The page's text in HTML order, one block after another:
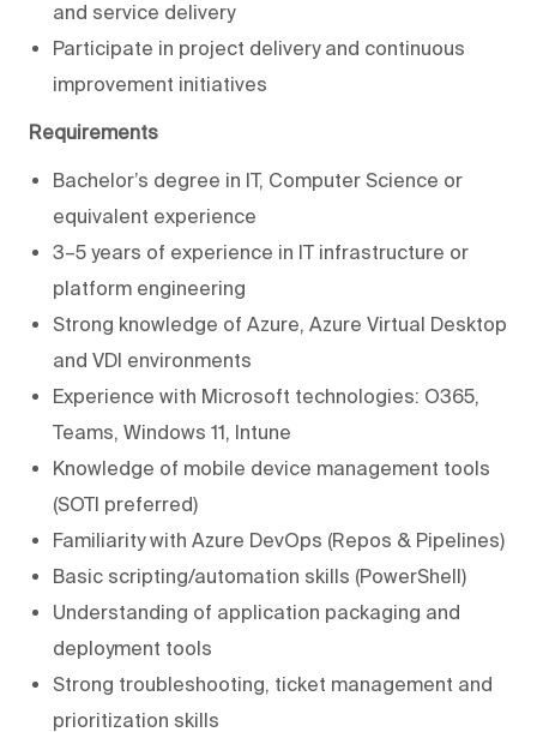
and service delivery
Participate in project delivery and continuous
improvement initiatives
Requirements
Bachelor’s degree in IT, Computer Science or
equivalent experience
3–5 years of experience in IT infrastructure or
platform engineering
Strong knowledge of Azure, Azure Virtual Desktop
and VDI environments
Experience with Microsoft technologies: O365,
Teams, Windows 11, Intune
Knowledge of mobile device management tools
(SOTI preferred)
Familiarity with Azure DevOps (Repos & Pipelines)
Basic scripting/automation skills (PowerShell)
Understanding of application packaging and
deployment tools
Strong troubleshooting, ticket management and
prioritization skills